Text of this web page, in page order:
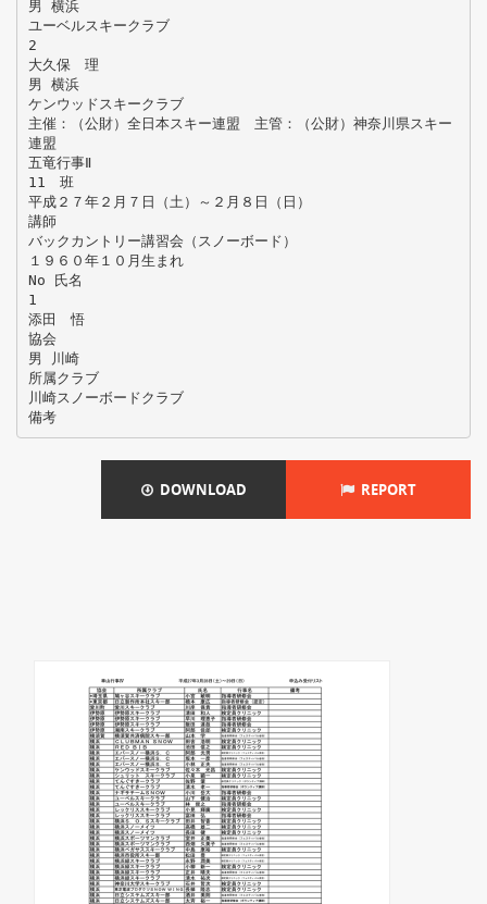
男 横浜
ユーベルスキークラブ
2
大久保 理
男 横浜
ケンウッドスキークラブ
主催：（公財）全日本スキー連盟 主管：（公財）神奈川県スキー
連盟
五竜行事Ⅱ
11 班
平成２７年２月７日（土）～２月８日（日）
講師
バックカントリー講習会（スノーボード）
１９６０年１０月生まれ
No 氏名
1
添田 悟
協会
男 川崎
所属クラブ
川崎スノーボードクラブ
備考
DOWNLOAD REPORT